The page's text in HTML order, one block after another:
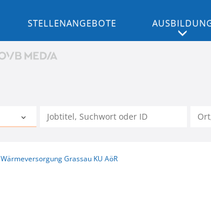
STELLENANGEBOTE
Wärmeversorgung Grassau KU AöR